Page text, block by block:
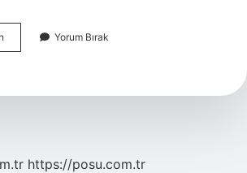
Horozun
Pipisi
Yok
Yorum Bırak
https://posu.com.tr